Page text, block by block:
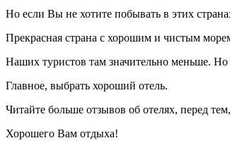
Но если Вы не хотите побывать в этих
Прекрасная страна с хорошим и чистым
Наших туристов там значительно меньше.
Главное, выбрать хороший отель.
Читайте больше отзывов об отелях, перед
Хорошего Вам отдыха!